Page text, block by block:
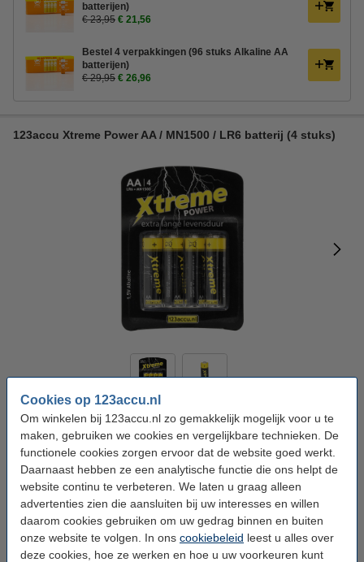
Cookies op 123accu.nl
Om winkelen bij 123accu.nl zo gemakkelijk mogelijk voor u te
maken, gebruiken we cookies en vergelijkbare technieken. De
functionele cookies zorgen ervoor dat de website goed werkt.
Daarnaast hebben ze een analytische functie die ons helpt de
website continu te verbeteren. We laten u graag alleen
advertenties zien die aansluiten bij uw interesses en willen
daarom cookies gebruiken om uw gedrag binnen en buiten
onze website te volgen. In ons cookiebeleid leest u alles over
deze cookies, hoe ze werken en hoe u uw voorkeuren kunt
batterijen)
€ 23,95 € 21,56
Bestel 4 verpakkingen (96 stuks Alkaline AA
batterijen)
€ 29,95 € 26,96
123accu Xtreme Power AA / MN1500 / LR6 batterij (4 stuks)
Merk: 123accu Model: AA / LR6 Type: Batterij Voltage: 1,5 V
Aantal:4
4 24 72
Model: AA / LR6
AA / LR6 AAA / LR03